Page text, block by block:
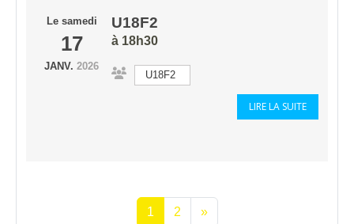
Le samedi
17
JANV. 2026
U18F2
à 18h30
U18F2
LIRE LA SUITE
1 2 »